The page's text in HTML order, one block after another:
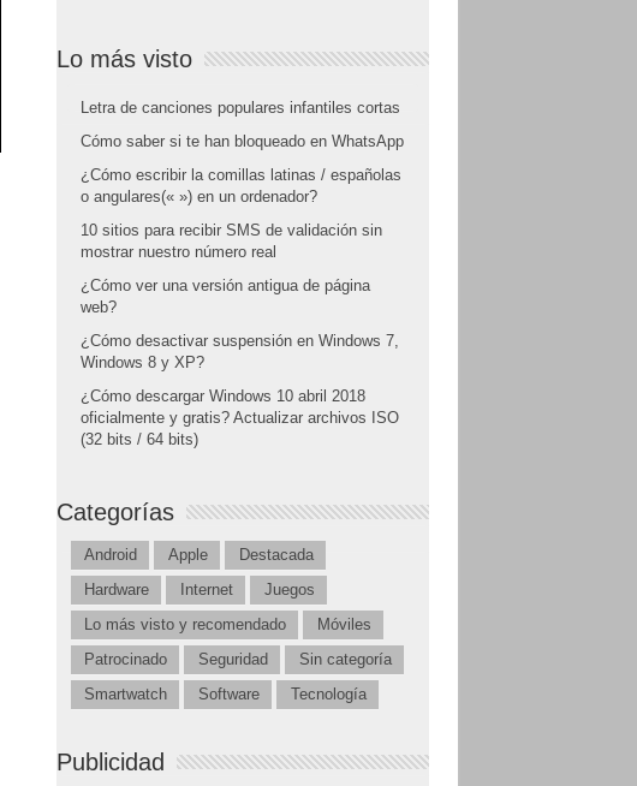
Lo más visto
Letra de canciones populares infantiles cortas
Cómo saber si te han bloqueado en WhatsApp
¿Cómo escribir la comillas latinas / españolas
o angulares(« ») en un ordenador?
10 sitios para recibir SMS de validación sin
mostrar nuestro número real
¿Cómo ver una versión antigua de página
web?
¿Cómo desactivar suspensión en Windows 7,
Windows 8 y XP?
¿Cómo descargar Windows 10 abril 2018
oficialmente y gratis? Actualizar archivos ISO
(32 bits / 64 bits)
Categorías
Android Apple
Destacada
Hardware
Internet
Juegos
Lo más visto y recomendado
Móviles
Patrocinado
Seguridad
Sin categoría
Smartwatch
Software Tecnología
Publicidad